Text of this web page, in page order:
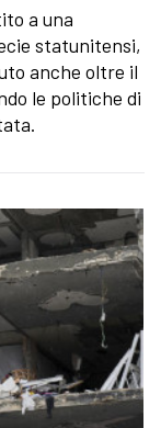
a una
statunitensi,
anche oltre il
le politiche di